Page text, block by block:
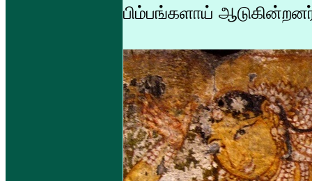
பிம்பங்களாய்